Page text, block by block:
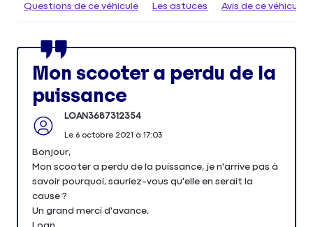
Questions de ce véhicule Les astuces Avis de ce véhicule
Mon scooter a perdu de la
puissance
LOAN3687312354
Le 6 octobre 2021 à 17:03
Bonjour,
Mon scooter a perdu de la puissance, je n'arrive pas à
savoir pourquoi, sauriez-vous qu'elle en serait la
cause ?
Un grand merci d'avance,